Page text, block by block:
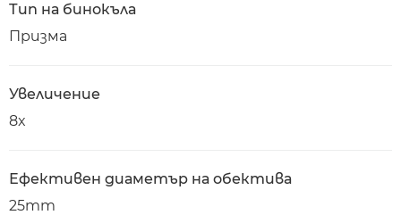
Тип на бинокъла
Призма
Увеличение
8x
Ефективен диаметър на обектива
25mm